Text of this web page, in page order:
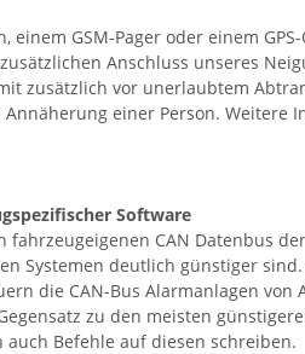
einem GSM-Pager oder einem
Anschluss unseres
zusätzlich vor unerlaubtem
einer Person.
Software
fahrzeugeigenen CAN
Systemen deutlich günstiger
die CAN-Bus Alarmanlagen
zu den meisten
Befehle auf diesen schreiben.